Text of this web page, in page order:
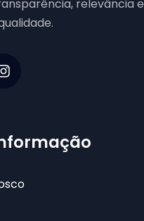
relevância e